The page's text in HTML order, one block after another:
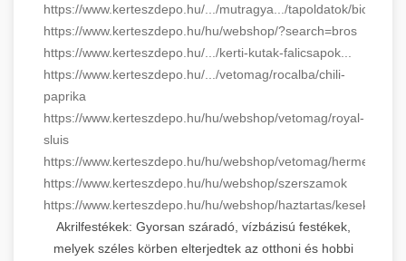
https://www.kerteszdepo.hu/.../mutragya.../tapoldatok/biopon
https://www.kerteszdepo.hu/hu/webshop/?search=bros
https://www.kerteszdepo.hu/.../kerti-kutak-falicsapok...
https://www.kerteszdepo.hu/.../vetomag/rocalba/chili-
paprika
https://www.kerteszdepo.hu/hu/webshop/vetomag/royal-
sluis
https://www.kerteszdepo.hu/hu/webshop/vetomag/hermes
https://www.kerteszdepo.hu/hu/webshop/szerszamok
https://www.kerteszdepo.hu/hu/webshop/haztartas/kesek
Akrilfestékek: Gyorsan száradó, vízbázisú festékek,
melyek széles körben elterjedtek az otthoni és hobbi